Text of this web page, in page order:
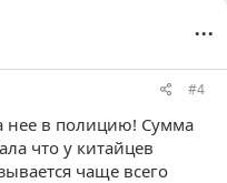
...
#4
нее в полицию! Сумма
что у китайцев
чаще всего